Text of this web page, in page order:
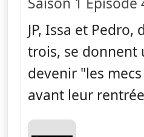
JP, Issa et Pedro,
trois, se donnent
devenir "les
avant leur